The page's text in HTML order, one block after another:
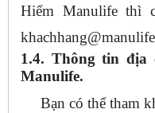
Hiểm Manulife thì
1.4. Thông tin địa
Manulife.
Bạn có thể tham